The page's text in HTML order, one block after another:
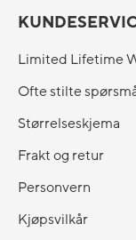
Limited Lifetime
Ofte stilte
Størrelseskjema
Frakt og retur
Personvern
Kjøpsvilkår